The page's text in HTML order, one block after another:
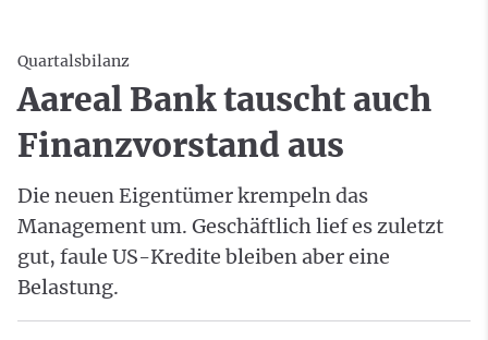
Quartalsbilanz
Aareal Bank tauscht auch
Finanzvorstand aus
Die neuen Eigentümer krempeln das
Management um. Geschäftlich lief es zuletzt
gut, faule US-Kredite bleiben aber eine
Belastung.